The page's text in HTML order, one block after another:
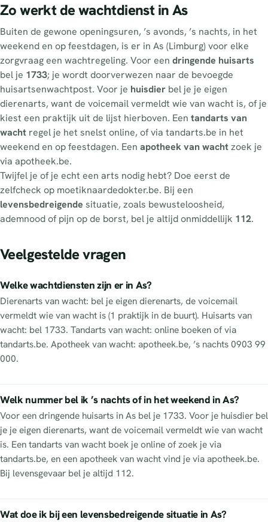
Zo werkt de wachtdienst in As
Buiten de gewone openingsuren, ’s avonds, ’s nachts, in het
weekend en op feestdagen, is er in As (Limburg) voor elke
zorgvraag een wachtregeling. Voor een dringende huisarts
bel je 1733; je wordt doorverwezen naar de bevoegde
huisartsenwachtpost. Voor je huisdier bel je je eigen
dierenarts, want de voicemail vermeldt wie van wacht is, of je
kiest een praktijk uit de lijst hierboven. Een tandarts van
wacht regel je het snelst online, of via tandarts.be in het
weekend en op feestdagen. Een apotheek van wachtzoek je
via apotheek.be.
Twijfel je of je echt een arts nodig hebt? Doe eerst de
zelfcheck op moetiknaardedokter.be. Bij een
levensbedreigende situatie, zoals bewusteloosheid,
ademnood of pijn op de borst, bel je altijd onmiddellijk 112.
Veelgestelde vragen
Welke wachtdiensten zijn er in As?
Dierenarts van wacht: bel je eigen dierenarts, de voicemail
vermeldt wie van wacht is (1 praktijk in de buurt). Huisarts van
wacht: bel 1733. Tandarts van wacht: online boeken of via
tandarts.be. Apotheek van wacht: apotheek.be, ’s nachts 0903 99
000.
Welk nummer bel ik ’s nachts of in het weekend in As?
Voor een dringende huisarts in As bel je 1733. Voor je huisdier bel
je je eigen dierenarts, want de voicemail vermeldt wie van wacht
is. Een tandarts van wacht boek je online of zoek je via
tandarts.be, en een apotheek van wacht vind je via apotheek.be.
Bij levensgevaar bel je altijd 112.
Wat doe ik bij een levensbedreigende situatie in As?